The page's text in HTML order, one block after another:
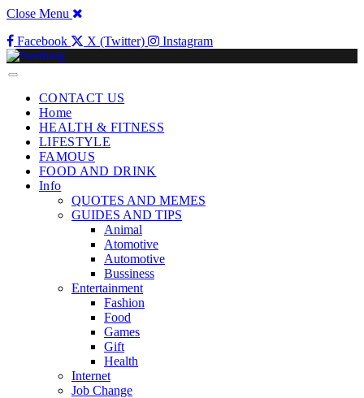
Close Menu
Facebook
X (Twitter) Instagram
CONTACT US
Home
HEALTH & FITNESS
LIFESTYLE
FAMOUS
FOOD AND DRINK
Info
QUOTES AND MEMES
GUIDES AND TIPS
Animal
Atomotive
Automotive
Bussiness
Entertainment
Fashion
Food
Games
Gift
Health
Internet
Job Change